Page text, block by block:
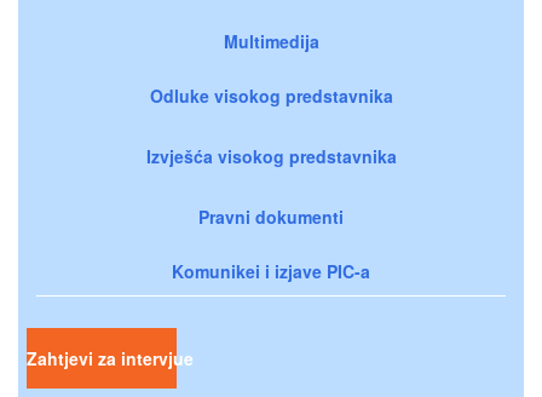
Multimedija
Odluke visokog predstavnika
Izvješća visokog predstavnika
Pravni dokumenti
Komunikei i izjave PIC-a
Zahtjevi za intervjue